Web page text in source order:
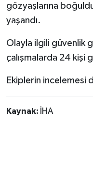
gözyaşlarına
yaşandı.
Olayla ilgili güvenlik
çalışmalarda 24 kişi
Ekiplerin incelemesi
Kaynak: İHA